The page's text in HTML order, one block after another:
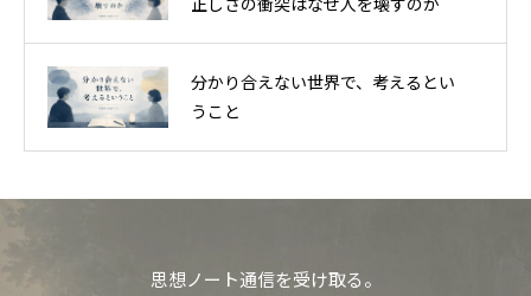
分かり合えない世界で、考えるとい
うこと
思想ノート通信を受け取る。